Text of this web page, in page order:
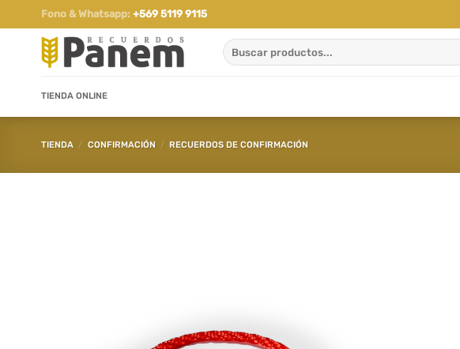
al
contenido
Fono & Whatsapp: +569 5119 9115
Buscar
por:
TIENDA ONLINE
TIENDA / CONFIRMACIÓN / RECUERDOS DE CONFIRMACIÓN